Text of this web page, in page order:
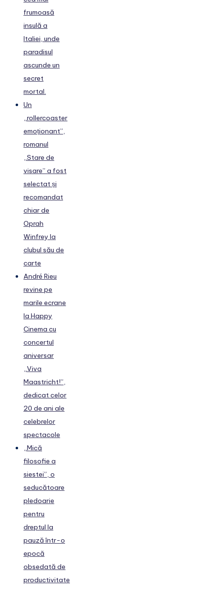
frumoasă
insulă a
Italiei, unde
paradisul
ascunde un
secret
mortal.
Un
„rollercoaster
emoționant”,
romanul
„Stare de
visare” a fost
selectat și
recomandat
chiar de
Oprah
Winfrey la
clubul său de
carte
André Rieu
revine pe
marile ecrane
la Happy
Cinema cu
concertul
aniversar
„Viva
Maastricht!”,
dedicat celor
20 de ani ale
celebrelor
spectacole
„Mică
filosofie a
siestei”, o
seducătoare
pledoarie
pentru
dreptul la
pauză într-o
epocă
obsedată de
productivitate